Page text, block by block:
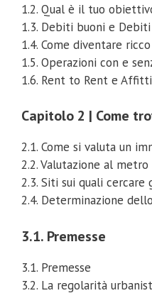
1.2. Qual è il tuo
1.3. Debiti buoni e
1.4. Come diventare
1.5. Operazioni con e
1.6. Rent to Rent e Affitti
Capitolo 2 | Come
2.1. Come si valuta un
2.2. Valutazione al metro
2.3. Siti sui quali
2.4. Determinazione
3.1. Premesse
3.1. Premesse
3.2. La regolarità